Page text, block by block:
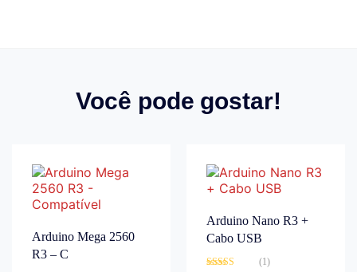
Você pode gostar!
Arduino Mega 2560
R3 – C
Arduino Nano R3 +
Cabo USB
(1)